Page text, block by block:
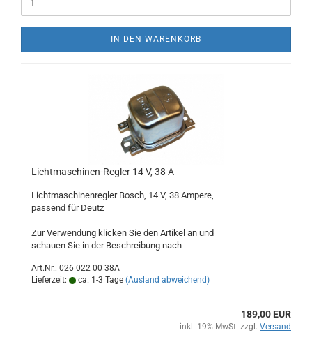
IN DEN WARENKORB
Lichtmaschinen-Regler 14 V, 38 A
Lichtmaschinenregler Bosch, 14 V, 38 Ampere,
passend für Deutz
Zur Verwendung klicken Sie den Artikel an und
schauen Sie in der Beschreibung nach
Art.Nr.: 026 022 00 38A
Lieferzeit:
ca. 1-3 Tage (Ausland abweichend)
189,00 EUR
inkl. 19% MwSt. zzgl. Versand